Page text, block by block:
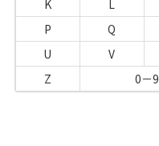
K
L
P
Q
U
V
Z
0－9